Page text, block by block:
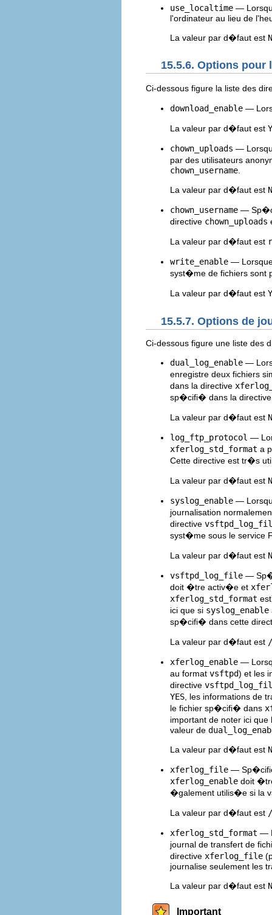
use_localtime —
l'ordinateur au lieu de
La valeur par d�faut est
15.5.6. Options
Ci-dessous figure la liste des
download_enable —
La valeur par d�faut est
chown_uploads —
par des utilisateurs
chown_username
La valeur par d�faut est
chown_username —
directive chown_uploads
La valeur par d�faut est
write_enable —
syst�me de fichiers sont
La valeur par d�faut est
15.5.7. Options de
Ci-dessous figure une liste des
dual_log_enable —
enregistre deux fichiers
dans la directive
sp�cifi� dans la
La valeur par d�faut est
log_ftp_protocol —
xferlog_std_format a
Cette directive est tr�s
La valeur par d�faut est
syslog_enable —
journalisation
directive
syst�me sous le service
La valeur par d�faut est
vsftpd_log_file —
doit �tre activ�e et
xferlog_std_format est
ici que si syslog_enable
sp�cifi� dans cette
La valeur par d�faut est
xferlog_enable —
au format vsftpd) et les
directive
YES , les informations de
le fichier sp�cifi� dans
important de noter ici
valeur de
La valeur par d�faut est
xferlog_file —
xferlog_enable doit
�galement utilis�e si la
La valeur par d�faut est
xferlog_std_format —
journal de transfert de
directive xferlog_file
journalise seulement les
La valeur par d�faut est
Important